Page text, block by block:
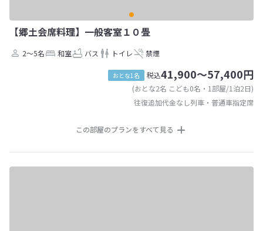
【郷土会席料理】一般客室１０畳
2～5名 和室 バス トイレ 禁煙
おとな1名 税込41,900～57,400円
(おとな2名 こども0名・1部屋/1泊2日)
往復追加代金なし列車・普通車指定席
この部屋のプランをすべて見る